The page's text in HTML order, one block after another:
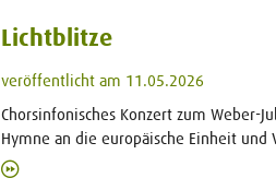
Lichtblitze
veröffentlicht am 11.05.2026
Chorsinfonisches Konzert zum Weber-
Hymne an die europäische Einheit und